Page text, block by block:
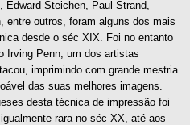
Steichen, Paul Strand,
entre outros, foram alguns dos mais
desde o séc XIX. Foi no entanto
Irving Penn, um dos artistas
imprimindo com grande mestria
das suas melhores imagens.
desta técnica de impressão foi
rara no séc XX, até aos